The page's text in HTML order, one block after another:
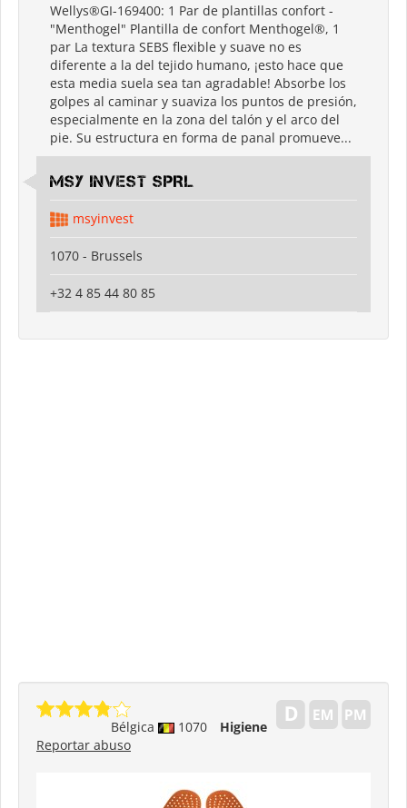
Wellys®GI-169400: 1 Par de plantillas confort -
"Menthogel" Plantilla de confort Menthogel®, 1
par La textura SEBS flexible y suave no es
diferente a la del tejido humano, ¡esto hace que
esta media suela sea tan agradable! Absorbe los
golpes al caminar y suaviza los puntos de presión,
especialmente en la zona del talón y el arco del
pie. Su estructura en forma de panal promueve...
MSY INVEST SPRL
msyinvest
1070 - Brussels
+32 4 85 44 80 85
Bélgica 1070
Higiene
Reportar abuso